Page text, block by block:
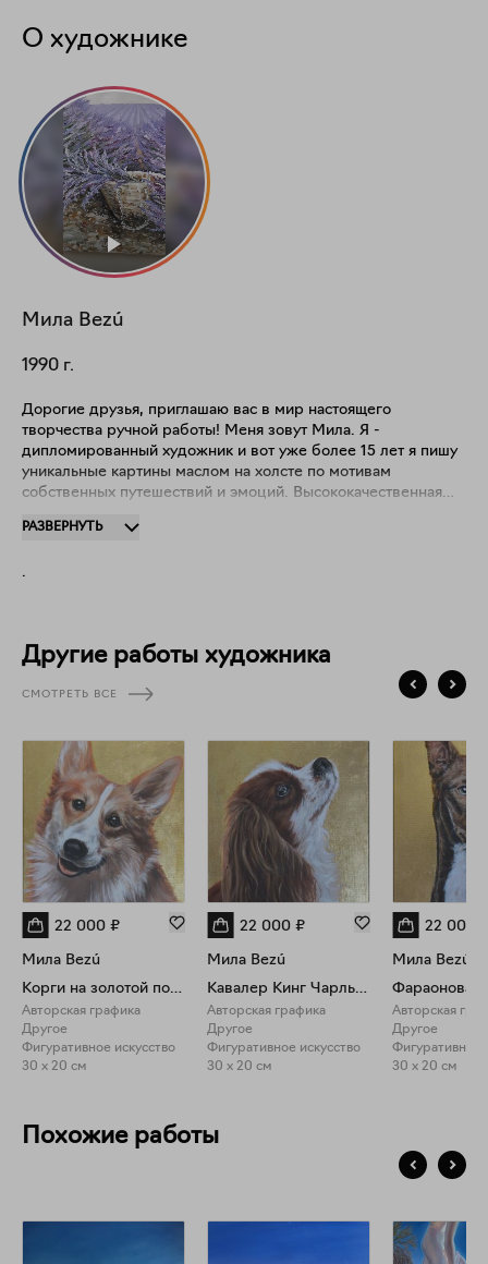
О художнике
Мила Bezú
1990 г.
Дорогие друзья, приглашаю вас в мир настоящего
творчества ручной работы! Меня зовут Мила. Я -
дипломированный художник и вот уже более 15 лет я пишу
уникальные картины маслом на холсте по мотивам
собственных путешествий и эмоций. Высококачественная
Принты готовых работ также доступны для заказа.
размера. Авторская подпись на всех работах. Сертификат
РАЗВЕРНУТЬ
.
Другие работы художника
СМОТРЕТЬ ВСЕ
22 000 ₽
Мила Bezú
Корги на золотой потали
Авторская графика
Другое
Фигуративное искусство
30 x 20 см
22 000 ₽
Мила Bezú
Кавалер Кинг Чарльз Спаниель на золотой потали
Авторская графика
Другое
Фигуративное искусство
30 x 20 см
22 000
Мила Bezú
Авторская
Другое
Фигуративное
30 x 20 см
Похожие работы